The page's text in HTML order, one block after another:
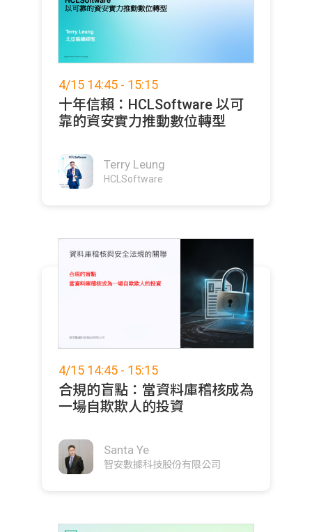
4/15 14:45 - 15:15
十年信賴：HCLSoftware 以可
靠的資安實力推動數位轉型
Terry Leung
HCLSoftware
4/15 14:45 - 15:15
合規的盲點：當資料庫稽核成為
一場自欺欺人的投資
Santa Ye
智安數據科技股份有限公司